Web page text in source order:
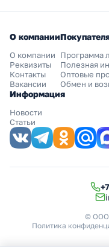
О компании
О компании
Реквизиты
Контакты
Вакансии
Программа
Полезная
Оптовые
Обмен и
Информация
Новости
Статьи
© ООО
Политика